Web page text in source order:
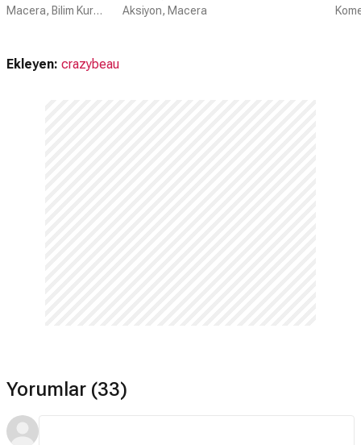
Macera, Bilim Kurgu, Komedi
Chun-Li
Aksiyon, Macera
Ekleyen: crazybeau
Yorumlar (33)